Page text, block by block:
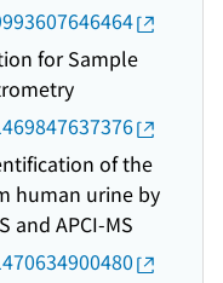
for Sample
of the
human urine by
and APCI-MS